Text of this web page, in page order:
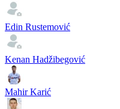
Edin Rustemović
Kenan Hadžibegović
Mahir Karić